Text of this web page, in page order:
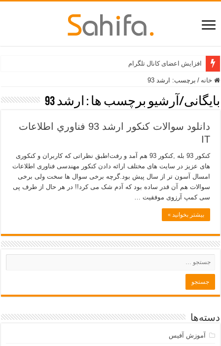
افزایش اعضای کانال تلگرام
خانه / برچسب: ارشد 93
بایگانی/آرشیو برچسب ها : ارشد 93
دانلود سوالات کنکور ارشد 93 فناوري اطلاعات
IT
کنکور 93 بله ,کنکور 93 هم آمد و رفت!طبق نظراتی که کاربران و کنکوری
های عزیز در سایت های مختلف ارائه دادن کنکور مهندسی فناوری اطلاعات
امسال آسون تر از سال پیش بود.گرچه برخی سوال ها سخت ولی برخی
سوالات هم آن قدر ساده بود که آدم شک می کرد!! در هر حال از طرف پی
سی کمپ آرزوی موفقیت …
بیشتر بخوانید »
دسته‌ها
آموزش آفیس